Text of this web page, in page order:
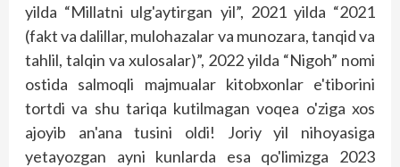
yilda “Millatni ulg'aytirgan yil”, 2021 yilda “2021
(fakt va dalillar, mulohazalar va munozara, tanqid va
tahlil, talqin va xulosalar)”, 2022 yilda “Nigoh” nomi
ostida salmoqli majmualar kitobxonlar e'tiborini
tortdi va shu tariqa kutilmagan voqea o'ziga xos
ajoyib an'ana tusini oldi! Joriy yil nihoyasiga
yetayozgan ayni kunlarda esa qo'limizga 2023